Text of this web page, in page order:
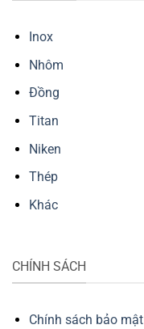
Inox
Nhôm
Đồng
Titan
Niken
Thép
Khác
CHÍNH SÁCH
Chính sách bảo mật